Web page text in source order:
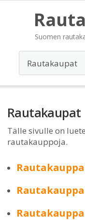
Suomen
Rautakaupat
Tälle sivulle on
rautakauppoja.